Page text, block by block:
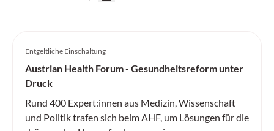
Entgeltliche Einschaltung
Austrian Health Forum - Gesundheitsreform unter
Druck
Rund 400 Expert:innen aus Medizin, Wissenschaft
und Politik trafen sich beim AHF, um Lösungen für die